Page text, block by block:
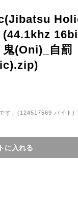
(Oni)_自罰
す。(124517569 バイト)